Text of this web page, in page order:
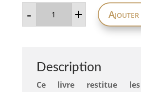
- quantité
L'Orient
+ Ajouter
Description
Ce livre restitue les